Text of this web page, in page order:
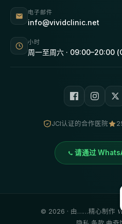
电子邮件
info@vividclinic.net
小时
周一至周六 · 09:00–20:00
JCI认证的合作医院
请通过
© 2026 · 由……精心制作